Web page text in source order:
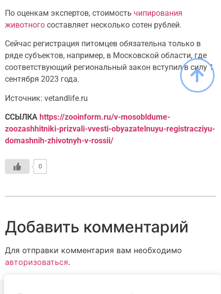
По оценкам экспертов, стоимость чипирования
животного составляет несколько сотен рублей.
Сейчас регистрация питомцев обязательна только в
ряде субъектов, например, в Московской области, где
соответствующий региональный закон вступил в силу 1
сентября 2023 года.
Источник: vetandlife.ru
ССЫЛКА https://zooinform.ru/v-mosobldume-
zoozashhitniki-prizvali-vvesti-obyazatelnuyu-registracziyu-
domashnih-zhivotnyh-v-rossii/
0
Добавить комментарий
Для отправки комментария вам необходимо
авторизоваться.